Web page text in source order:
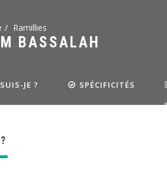
Ramillies
BASSALAH
JE ? SPÉCIFICITÉS